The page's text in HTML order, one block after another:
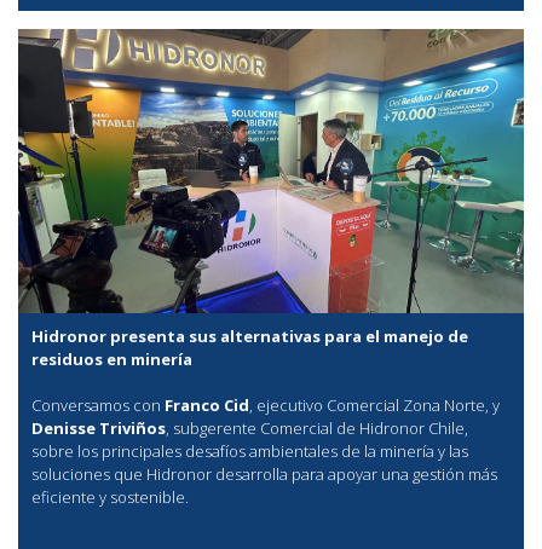
Hidronor presenta sus alternativas para el manejo de
residuos en minería
Conversamos con Franco Cid, ejecutivo Comercial Zona Norte, y
Denisse Triviños, subgerente Comercial de Hidronor Chile,
sobre los principales desafíos ambientales de la minería y las
soluciones que Hidronor desarrolla para apoyar una gestión más
eficiente y sostenible.